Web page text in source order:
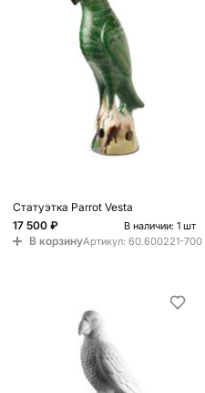
Статуэтка Parrot Vesta
17 500 ₽
В наличии: 1 шт
В корзинуАртикул: 60.600221-700